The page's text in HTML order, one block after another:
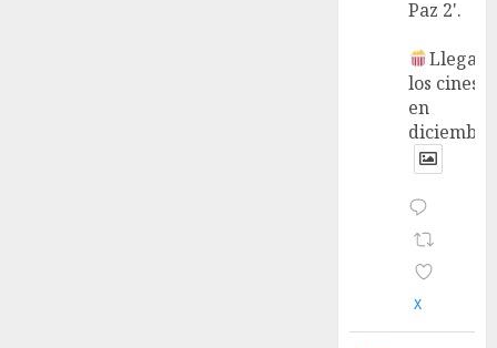
Paz 2'.
Llega a
los cines
en
X